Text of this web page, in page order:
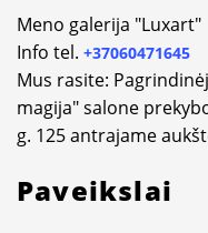
Meno galerija "Luxart"
Info tel. +37060471645
Mus rasite:
magija" salone
g. 125 antrajame
Paveikslai